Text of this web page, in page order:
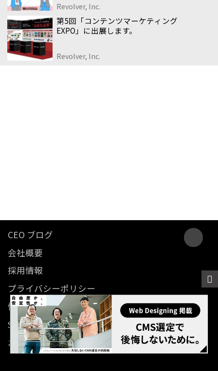
Revolver, Inc.
第5回「コンテンツマーケティング
EXPO」に出展します。
Revolver, Inc.
CEO ブログ
会社概要
採用情報
プライバシーポリシー
情報セキュリティ方針
SDGsに関する取り組み
お問い合わせ